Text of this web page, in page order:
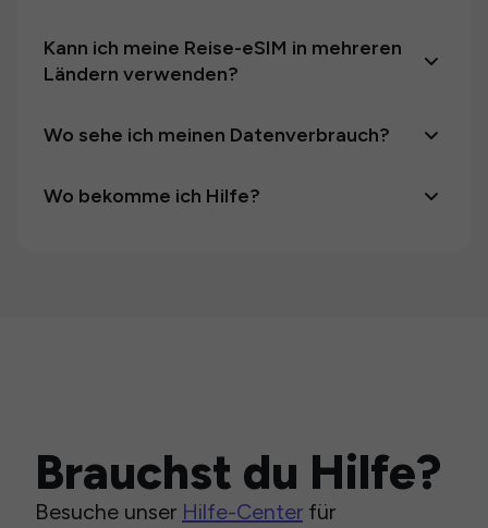
Kann ich meine Reise-eSIM in mehreren
Ländern verwenden?
Wo sehe ich meinen Datenverbrauch?
Wo bekomme ich Hilfe?
Brauchst du Hilfe?
Besuche unser Hilfe-Center für